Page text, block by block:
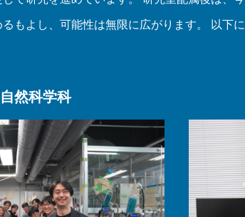
もよし、可能性は無限に広がります。 以下
然科学科